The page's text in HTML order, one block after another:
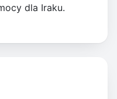
dla Iraku.